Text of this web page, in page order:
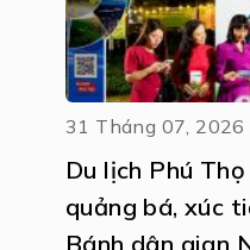
31 Tháng 07, 2026
Du lịch Phú
quảng bá, xúc tiến
Bánh dân gian